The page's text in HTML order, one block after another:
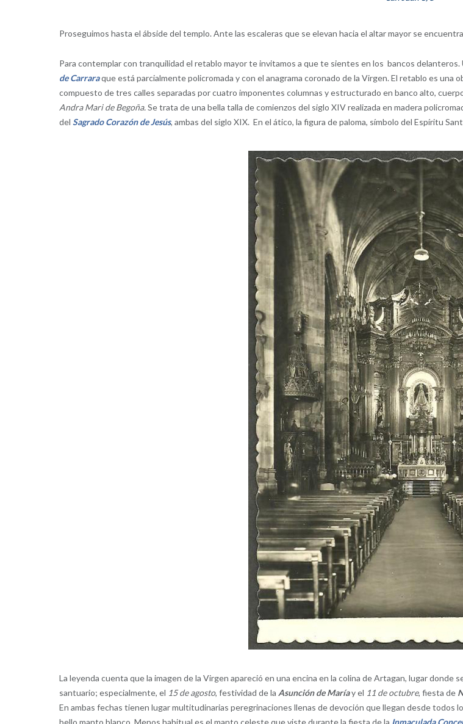
Proseguimos hasta el ábside del templo. Ante las escaleras que se elevan hacia el altar mayor se
Para contemplar con tranquilidad el retablo mayor te invitamos a que te sientes en los bancos
de Carraraque está parcialmente policromada y con el anagrama coronado de la Virgen. El retablo es una
compuesto de tres calles separadas por cuatro imponentes columnas y estructurado en banco alto,
Andra Mari de Begoña.Se trata de una bella talla de comienzos del siglo XIV realizada en madera
del Sagrado Corazón de Jesús, ambas del siglo XIX. En el ático, la figura de paloma, símbolo del Espíritu
La leyenda cuenta que la imagen de la Virgen apareció en una encina en la colina de Artagan, lugar
santuario; especialmente, el 15 de agosto, festividad de la Asunción de Maríay el 11 de octubre, fiesta de
En ambas fechas tienen lugar multitudinarias peregrinaciones llenas de devoción que llegan desde todos